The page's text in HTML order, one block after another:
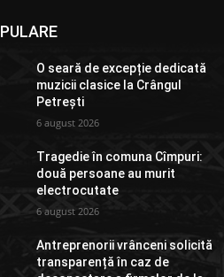
O seară de excepție dedicată
muzicii clasice la Crângul
Petrești
6 august 2026
Tragedie în comuna Cîmpuri:
două persoane au murit
electrocutate
6 august 2026
Antreprenorii vrânceni solicită
transparență în caz de